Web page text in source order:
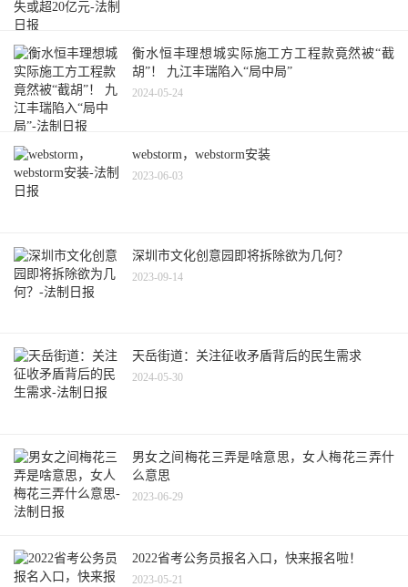
衡水恒丰理想城实际施工方工程款竟然被“截
胡”！ 九江丰瑞陷入“局中局”
2024-05-24
webstorm，webstorm安装
2023-06-03
深圳市文化创意园即将拆除欲为几何？
2023-09-14
天岳街道：关注征收矛盾背后的民生需求
2024-05-30
男女之间梅花三弄是啥意思，女人梅花三弄什
么意思
2023-06-29
2022省考公务员报名入口，快来报名啦！
2023-05-21